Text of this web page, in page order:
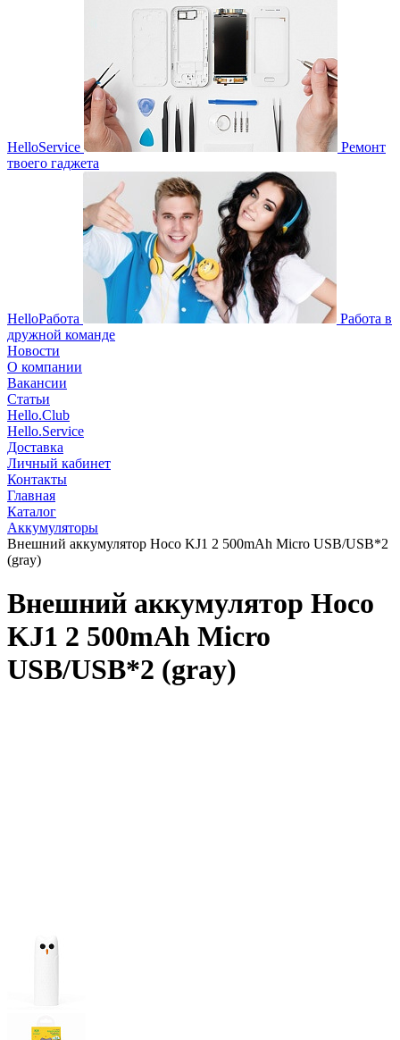
HelloService
Ремонт
твоего гаджета
HelloРабота
Работа в
дружной команде
Новости
О компании
Вакансии
Статьи
Hello.Club
Hello.Service
Доставка
Личный кабинет
Контакты
Главная
Каталог
Аккумуляторы
Внешний аккумулятор Hoco KJ1 2 500mAh Micro USB/USB*2
(gray)
Внешний аккумулятор Hoco
KJ1 2 500mAh Micro
USB/USB*2 (gray)